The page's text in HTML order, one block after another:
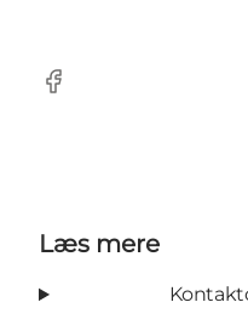
Facebook
Læs mere